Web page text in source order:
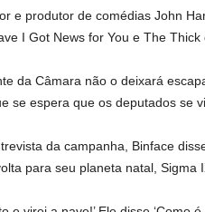
e produtor de comédias John
I Got News for You e The Thick
da Câmara não o deixará
se espera que os deputados se
da campanha, Binface
para seu planeta natal, Sigma